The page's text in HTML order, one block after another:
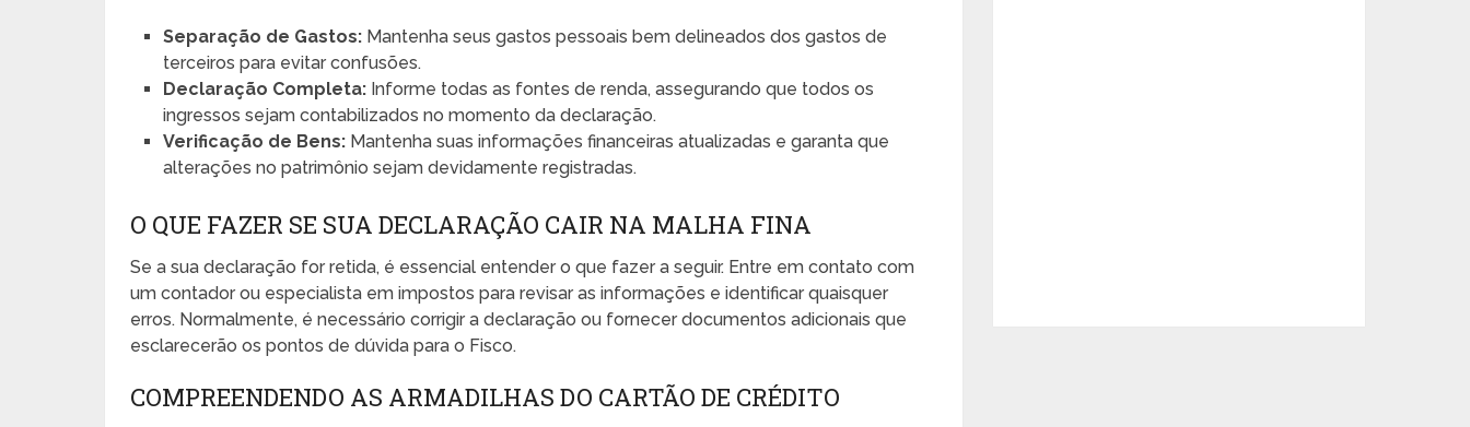
Separação de Gastos: Mantenha seus gastos pessoais bem delineados dos gastos de
terceiros para evitar confusões.
Declaração Completa: Informe todas as fontes de renda, assegurando que todos os
ingressos sejam contabilizados no momento da declaração.
Verificação de Bens: Mantenha suas informações financeiras atualizadas e garanta que
alterações no patrimônio sejam devidamente registradas.
O QUE FAZER SE SUA DECLARAÇÃO CAIR NA MALHA FINA
Se a sua declaração for retida, é essencial entender o que fazer a seguir. Entre em contato com
um contador ou especialista em impostos para revisar as informações e identificar quaisquer
erros. Normalmente, é necessário corrigir a declaração ou fornecer documentos adicionais que
esclarecerão os pontos de dúvida para o Fisco.
COMPREENDENDO AS ARMADILHAS DO CARTÃO DE CRÉDITO